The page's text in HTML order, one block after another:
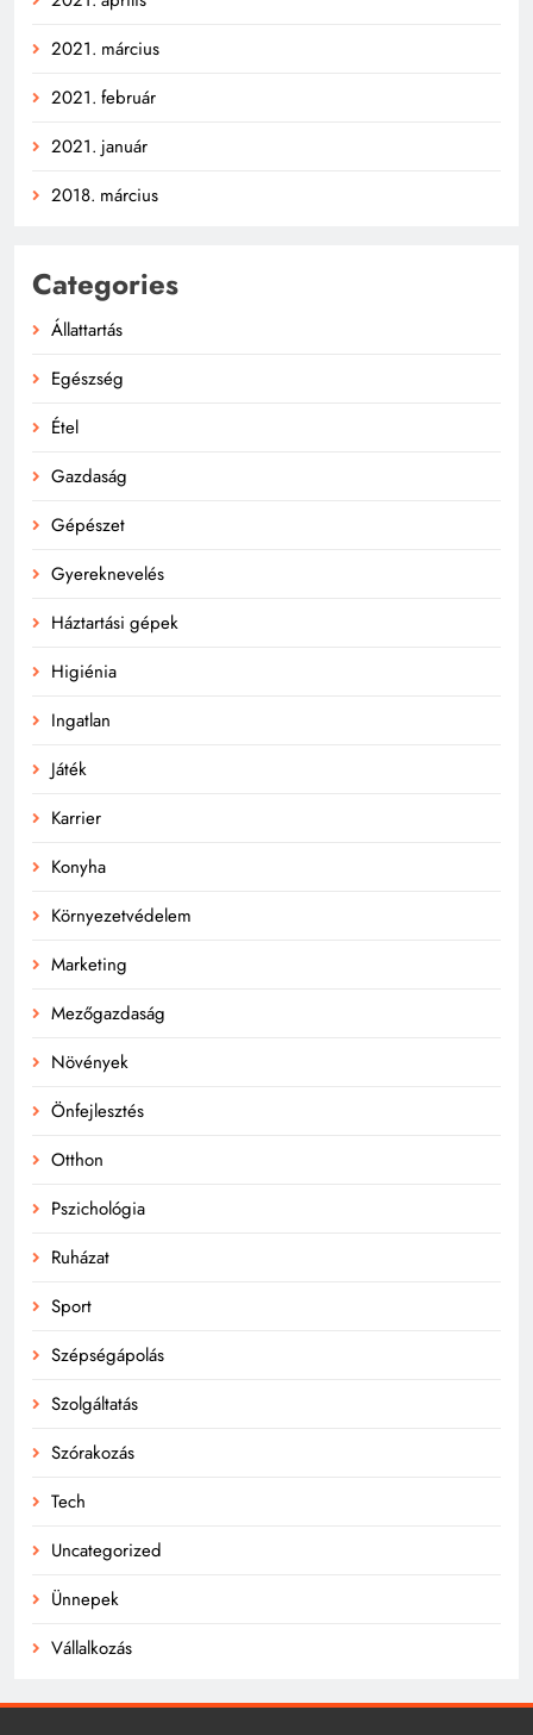
2021. március
2021. február
2021. január
2018. március
Categories
Állattartás
Egészség
Étel
Gazdaság
Gépészet
Gyereknevelés
Háztartási gépek
Higiénia
Ingatlan
Játék
Karrier
Konyha
Környezetvédelem
Marketing
Mezőgazdaság
Növények
Önfejlesztés
Otthon
Pszichológia
Ruházat
Sport
Szépségápolás
Szolgáltatás
Szórakozás
Tech
Uncategorized
Ünnepek
Vállalkozás